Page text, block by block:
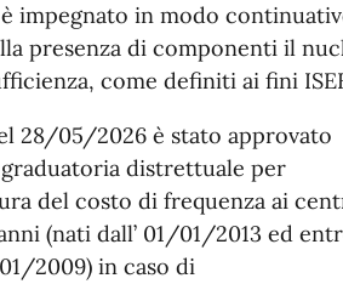
impegnato in modo
presenza di componenti il
come definiti ai fini
28/05/2026 è stato approvato
distrettuale per
del costo di frequenza ai
(nati dall’ 01/01/2013 ed
2009) in caso di